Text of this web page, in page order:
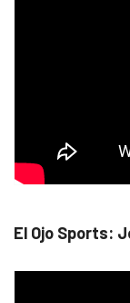
El Ojo Sports: